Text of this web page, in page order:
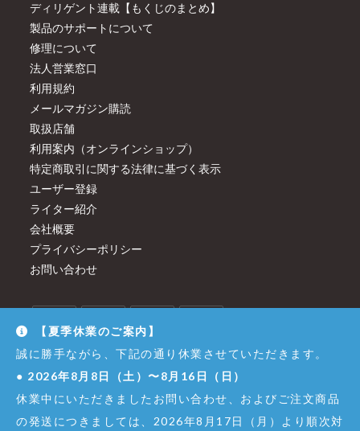
ディリゲント連載【もくじのまとめ】
製品のサポートについて
修理について
法人営業窓口
利用規約
メールマガジン購読
取扱店舗
利用案内（オンラインショップ）
特定商取引に関する法律に基づく表示
ユーザー登録
ライター紹介
会社概要
プライバシーポリシー
お問い合わせ
【夏季休業のご案内】
誠に勝手ながら、下記の通り休業させていただきます。
● 2026年8月8日（土）〜8月16日（日）
休業中にいただきましたお問い合わせ、およびご注文商品
の発送につきましては、2026年8月17日（月）より順次対